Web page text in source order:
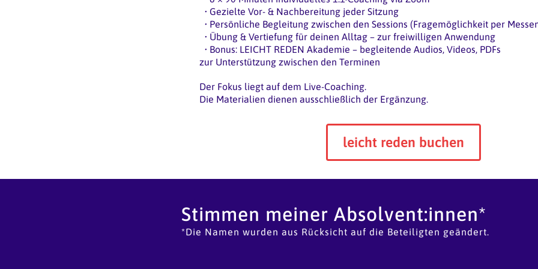
• Gezielte Vor- & Nachbereitung jeder Sitzung
• Persönliche Begleitung zwischen den Sessions (Fragemöglichkeit per
• Übung & Vertiefung für deinen Alltag – zur freiwilligen Anwendung
• Bonus: LEICHT REDEN Akademie – begleitende Audios, Videos, PDFs
zur Unterstützung zwischen den Terminen
Der Fokus liegt auf dem Live-Coaching.
Die Materialien dienen ausschließlich der Ergänzung.
leicht reden buchen
Stimmen meiner Absolvent:innen*
*Die Namen wurden aus Rücksicht auf die Beteiligten geändert.